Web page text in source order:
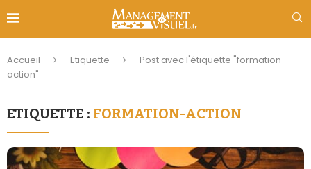
Accueil Etiquette
Post avec l'étiquette "formation-
action"
ETIQUETTE : FORMATION-ACTION